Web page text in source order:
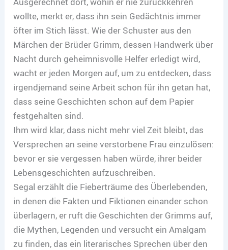
wollte, merkt er, dass ihn sein Gedächtnis immer
öfter im Stich lässt. Wie der Schuster aus den
Märchen der Brüder Grimm, dessen Handwerk über
Nacht durch geheimnisvolle Helfer erledigt wird,
wacht er jeden Morgen auf, um zu entdecken, dass
irgendjemand seine Arbeit schon für ihn getan hat,
dass seine Geschichten schon auf dem Papier
festgehalten sind.
Ihm wird klar, dass nicht mehr viel Zeit bleibt, das
Versprechen an seine verstorbene Frau einzulösen:
bevor er sie vergessen haben würde, ihrer beider
Lebensgeschichten aufzuschreiben.
Segal erzählt die Fieberträume des Überlebenden,
in denen die Fakten und Fiktionen einander schon
überlagern, er ruft die Geschichten der Grimms auf,
die Mythen, Legenden und versucht ein Amalgam
zu finden, das ein literarisches Sprechen über den